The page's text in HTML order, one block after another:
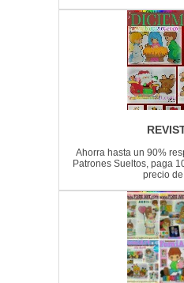
Ahorra hasta un 90%
Patrones Sueltos, paga
precio de